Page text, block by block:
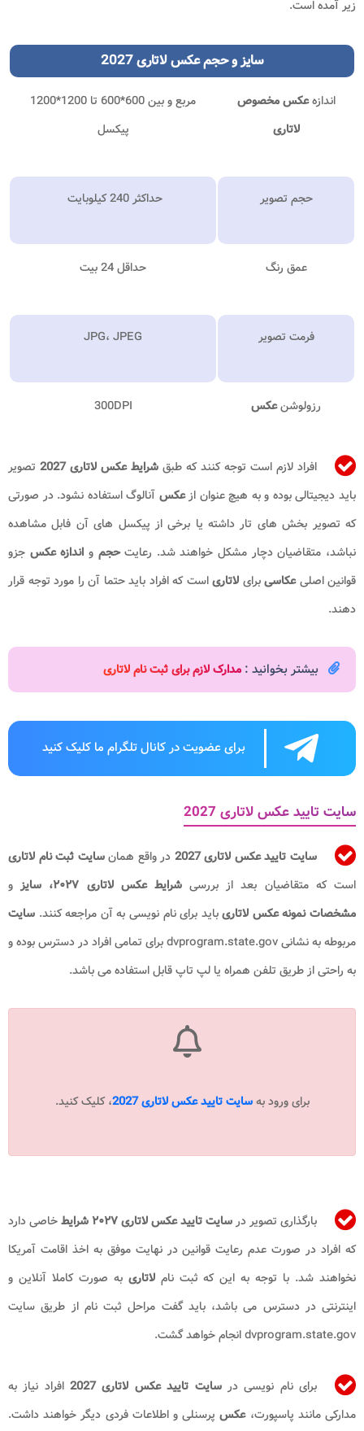
زیر آمده است.
سایزوحجمعکس لاتاری 2027
اندازهعکس مخصوص
لاتاری
مربع و بین 600*600 تا 1200*1200
پیکسل
حجم تصویر حداکثر 240 کیلوبایت
عمق رنگ حداقل 24 بیت
فرمت تصویر JPG، JPEG
رزولوشنعکس 300DPI
افراد لازم است توجه کنند که طبق شرایط عکس لاتاری 2027
تصویر
باید دیجیتالی بوده و به هیچ عنوان ازعکس آنالوگ استفاده نشود. در صورتی
که تصویر بخش های تار داشته یا برخی از پیکسل های آن فابل مشاهده
نباشد، متقاضیان دچار مشکل خواهند شد. رعایتحجمو اندازه عکس جزو
قوانین اصلیعکاسیبرای لاتاریاست که افراد باید حتما آن را مورد توجه قرار
دهند.
بیشتر بخوانید : مدارک لازم برای ثبت نام لاتاری
برای عضویت در کانال تلگرام ما کلیک کنید
سایت تایید عکس لاتاری 2027
سایت تایید عکس لاتاری 2027 در واقع همانسایت ثبت نام لاتاری
است که متقاضیان بعد از بررسیشرایط عکس لاتاری ۲۰۲۷، سایز
و
مشخصات نمونه عکس لاتاریباید برای نام نویسی به آن مراجعه کنند. سایت
مربوطه به نشانی dvprogram.state.gov برای تمامی افراد در دسترس بوده و
به راحتی از طریق تلفن همراه یا لپ تاپ قابل استفاده می باشد.
برای ورود بهسایت تایید عکس لاتاری 2027 ، کلیک کنید.
بارگذاری تصویر درسایت تایید عکس لاتاری ۲۰۲۷ شرایطخاصی دارد
که افراد در صورت عدم رعایت قوانین در نهایت موفق به اخذ اقامت آمریکا
نخواهند شد. با توجه به این که ثبت ناملاتاری به صورت کاملا آنلاین و
اینترنتی در دسترس می باشد، باید گفت مراحل ثبت نام از طریق سایت
dvprogram.state.gov انجام خواهد گشت.
برای نام نویسی درسایت تایید عکس لاتاری 2027
افراد نیاز به
مدارکی مانند پاسپورت،عکسپرسنلی و اطلاعات فردی دیگر خواهند داشت.